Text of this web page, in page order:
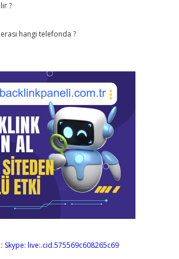
?
hangi telefonda ?
Skype: live:.cid.575569c608265c69